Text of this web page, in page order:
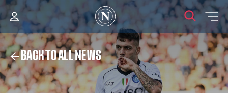
BACK TO ALL NEWS